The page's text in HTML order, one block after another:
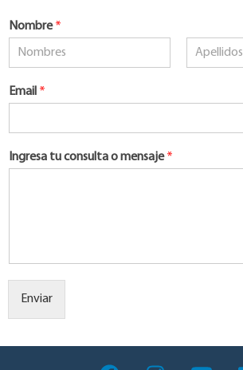
Nombre*
Email *
Ingresa tu consulta o mensaje*
Enviar